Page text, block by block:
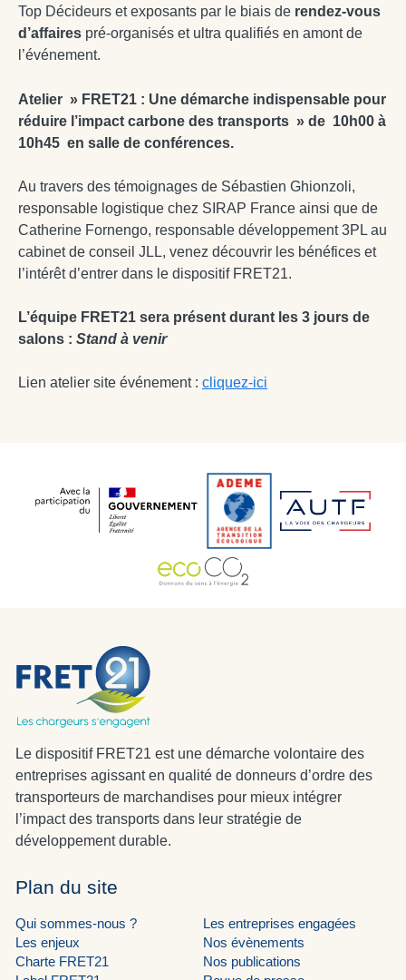
Top Décideurs et exposants par le biais de rendez-vous
d’affaires pré-organisés et ultra qualifiés en amont de
l’événement.
Atelier » FRET21 : Une démarche indispensable pour
réduire l’impact carbone des transports » de 10h00 à
10h45 en salle de conférences.
Au travers des témoignages de Sébastien Ghionzoli,
responsable logistique chez SIRAP France ainsi que de
Catherine Fornengo, responsable développement 3PL au
cabinet de conseil JLL, venez découvrir les bénéfices et
l’intérêt d’entrer dans le dispositif FRET21.
L’équipe FRET21 sera présent durant les 3 jours de
salons : Stand à venir
Lien atelier site événement : cliquez-ici
Le dispositif FRET21 est une démarche volontaire des
entreprises agissant en qualité de donneurs d’ordre des
transporteurs de marchandises pour mieux intégrer
l’impact des transports dans leur stratégie de
développement durable.
Plan du site
Qui sommes-nous ?
Les enjeux
Charte FRET21
Les entreprises engagées
Nos évènements
Nos publications